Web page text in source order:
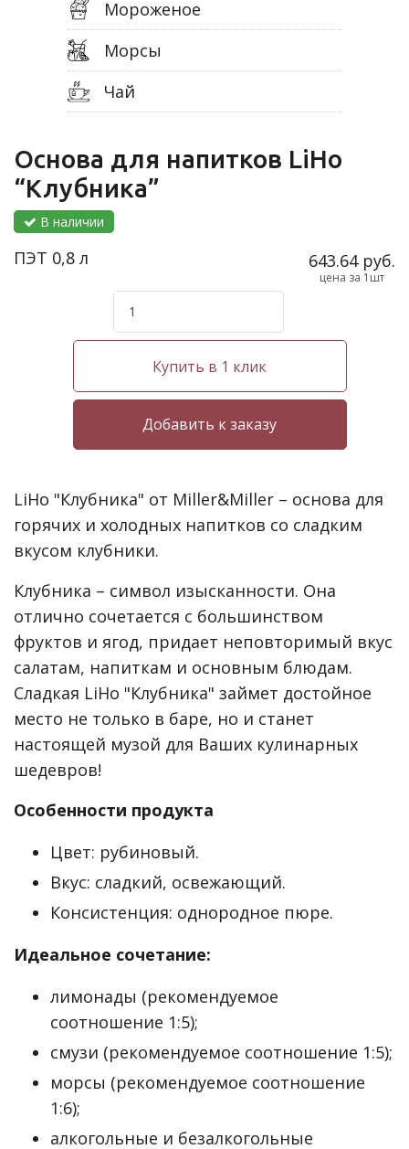
Мороженое
Морсы
Чай
Основа для напитков LiHo
“Клубника”
В наличии
ПЭТ 0,8 л 643.64 руб.
цена за 1шт
Купить в 1 клик
LiHo "Клубника" от Miller&Miller – основа для
горячих и холодных напитков со сладким
вкусом клубники.
Клубника – символ изысканности. Она
отлично сочетается с большинством
фруктов и ягод, придает неповторимый вкус
салатам, напиткам и основным блюдам.
Сладкая LiHo "Клубника" займет достойное
место не только в баре, но и станет
настоящей музой для Ваших кулинарных
шедевров!
Особенности продукта
Цвет: рубиновый.
Вкус: сладкий, освежающий.
Консистенция: однородное пюре.
Идеальное сочетание:
лимонады (рекомендуемое
соотношение 1:5);
смузи (рекомендуемое соотношение 1:5);
морсы (рекомендуемое соотношение
1:6);
алкогольные и безалкогольные